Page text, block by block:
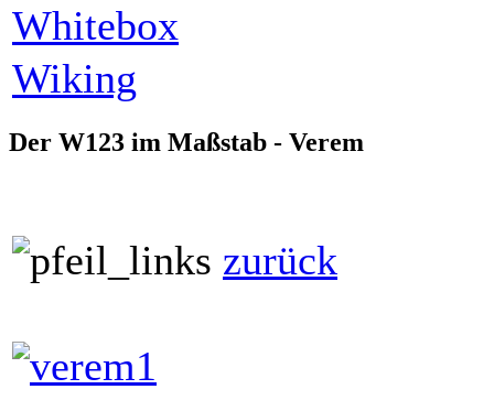
Whitebox
Wiking
Der W123 im Maßstab - Verem
zurück